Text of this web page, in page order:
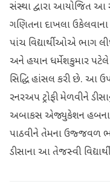
સંસ્થા દ્વારા આયોજિત આ
ગણિતના દાખલા
પાંચ વિદ્યાર્થીઓએ ભાગ
અને હયાન ધર્મેશકુમાર પટેલે
સિદ્ધિ હાંસલ કરી છે. આ
રનરઅપ ટ્રોફી મેળવીને
અબાકસ એજ્યુકેશન હબના
પાઠવીને તેમના ઉજ્જવળ
ડીસાના આ તેજસ્વી